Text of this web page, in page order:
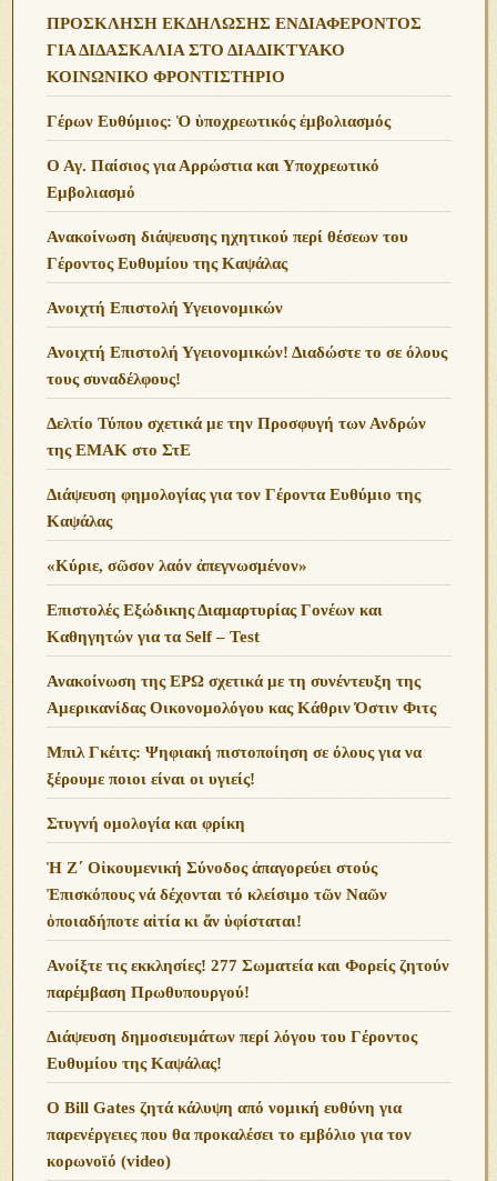
ΠΡΟΣΚΛΗΣΗ ΕΚΔΗΛΩΣΗΣ ΕΝΔΙΑΦΕΡΟΝΤΟΣ
ΓΙΑ ΔΙΔΑΣΚΑΛΙΑ ΣΤΟ ΔΙΑΔΙΚΤΥΑΚΟ
ΚΟΙΝΩΝΙΚΟ ΦΡΟΝΤΙΣΤΗΡΙΟ
Γέρων Ευθύμιος: Ὁ ὑποχρεωτικός ἐμβολιασμός
Ο Αγ. Παίσιος για Αρρώστια και Υποχρεωτικό
Εμβολιασμό
Ανακοίνωση διάψευσης ηχητικού περί θέσεων του
Γέροντος Ευθυμίου της Καψάλας
Ανοιχτή Επιστολή Υγειονομικών
Ανοιχτή Επιστολή Υγειονομικών! Διαδώστε το σε όλους
τους συναδέλφους!
Δελτίο Τύπου σχετικά με την Προσφυγή των Ανδρών
της ΕΜΑΚ στο ΣτΕ
Διάψευση φημολογίας για τον Γέροντα Ευθύμιο της
Καψάλας
«Κύριε, σῶσον λαόν ἀπεγνωσμένον»
Επιστολές Εξώδικης Διαμαρτυρίας Γονέων και
Καθηγητών για τα Self – Test
Ανακοίνωση της ΕΡΩ σχετικά με τη συνέντευξη της
Αμερικανίδας Οικονομολόγου κας Κάθριν Όστιν Φιτς
Μπιλ Γκέιτς: Ψηφιακή πιστοποίηση σε όλους για να
ξέρουμε ποιοι είναι οι υγιείς!
Στυγνή ομολογία και φρίκη
Ἡ Ζ΄ Οἰκουμενική Σύνοδος ἀπαγορεύει στούς
Ἐπισκόπους νά δέχονται τό κλείσιμο τῶν Ναῶν
ὁποιαδήποτε αἰτία κι ἄν ὑφίσταται!
Ανoίξτε τις εκκλησίες! 277 Σωματεία και Φορείς ζητούν
παρέμβαση Πρωθυπουργού!
Διάψευση δημοσιευμάτων περί λόγου του Γέροντος
Ευθυμίου της Καψάλας!
O Bill Gates ζητά κάλυψη από νομική ευθύνη για
παρενέργειες που θα προκαλέσει το εμβόλιο για τον
κορωνοϊό (video)